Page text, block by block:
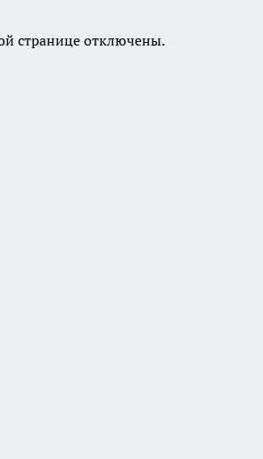
странице отключены.